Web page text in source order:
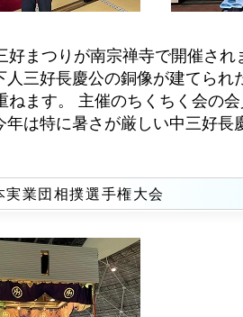
好まつりが南宗禅寺で開催さ
人三好長慶公の銅像が建てられ
ねます。 主催のちくちく会の
年は特に暑さが厳しい中三好長
業団相撲選手権大会